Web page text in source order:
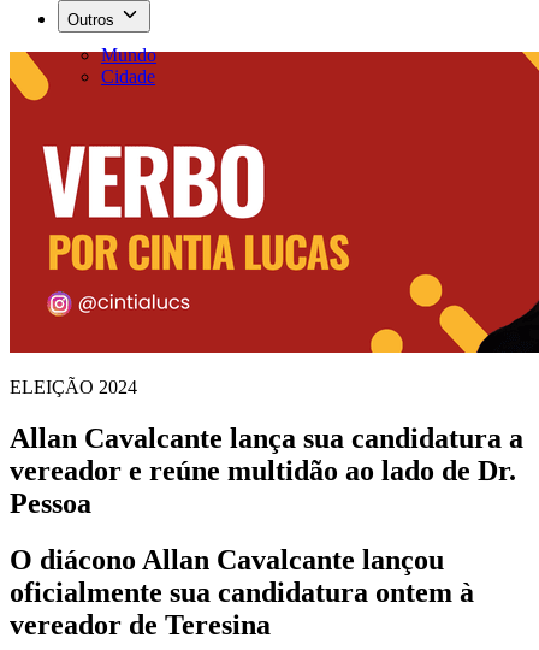
Outros
Mundo
Cidade
ELEIÇÃO 2024
Allan Cavalcante lança sua candidatura a
vereador e reúne multidão ao lado de Dr.
Pessoa
O diácono Allan Cavalcante lançou
oficialmente sua candidatura ontem à
vereador de Teresina